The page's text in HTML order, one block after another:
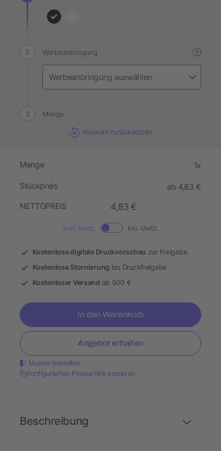
Werbeanbringung ?
Menge
Auswahl zurücksetzen
Menge 1x
Stückpreis
ab 4,83 €
NETTOPREIS
4,83 €
Exkl. MwSt. Inkl. MwSt.
Kostenlose digitale Druckvorschau zur Freigabe
Kostenlose Stornierung bis Druckfreigabe
Kostenloser Versand ab 500 €
In den Warenkorb
Angebot erhalten
Muster bestellen
Konfigurierten Produktlink kopieren
Beschreibung